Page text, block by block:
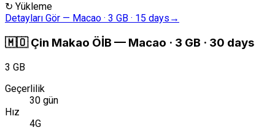
↻ Yükleme
Detayları Gör — Macao · 3 GB · 15 days →
🇲🇴 Çin Makao ÖİB — Macao · 3 GB · 30 days
3 GB
Geçerlilik
30 gün
Hız
4G